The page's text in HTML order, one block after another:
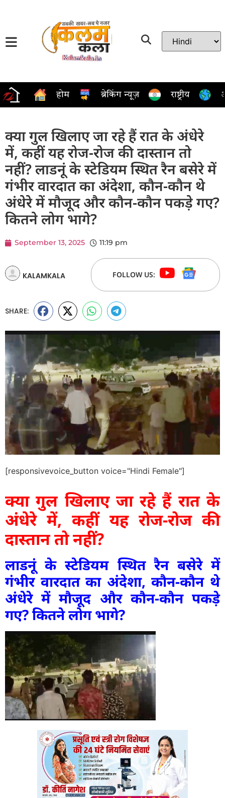
होम ब्रेकिंग न्यूज़ राष्ट्रीय
क्या गुल खिलाए जा रहे हैं रात के अंधेरे
में, कहीं यह रोज-रोज की दास्तान तो
नहीं? लाडनूं के स्टेडियम स्थित रैन बसेरे में
गंभीर वारदात का अंदेशा, कौन-कौन थे
अंधेरे में मौजूद और कौन-कौन पकड़े गए?
कितने लोग भागे?
September 13, 2025 11:19 pm
KALAMKALA FOLLOW US:
SHARE:
[responsivevoice_button voice="Hindi Female"]
क्या गुल खिलाए जा रहे हैं रात के
अंधेरे में, कहीं यह रोज-रोज की
दास्तान तो नहीं?
लाडनूं के स्टेडियम स्थित रैन बसेरे में
गंभीर वारदात का अंदेशा, कौन-कौन थे
अंधेरे में मौजूद और कौन-कौन पकड़े
गए? कितने लोग भागे?